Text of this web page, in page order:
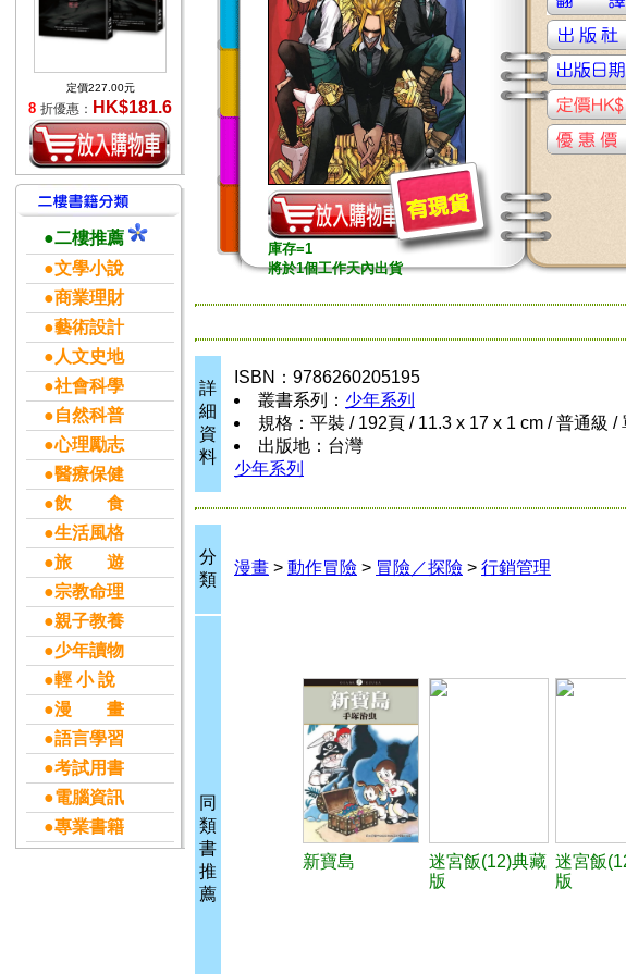
定價227.00元
8 折優惠： HK$181.6
●二樓推薦
●文學小說
●商業理財
●藝術設計
●人文史地
●社會科學
●自然科普
●心理勵志
●醫療保健
●飲 食
●生活風格
●旅 遊
●宗教命理
●親子教養
●少年讀物
●輕 小 說
●漫 畫
●語言學習
●考試用書
●電腦資訊
●專業書籍
庫存=1
將於1個工作天內出貨
詳
細
資
料
ISBN：9786260205195
叢書系列： 少年系列
規格：平裝 / 192頁 / 11.3 x 17 x 1 cm / 普通級 /
出版地：台灣
少年系列
分
類
漫畫 > 動作冒險 > 冒險／探險 > 行銷管理
同
類
書
推
薦
新寶島
迷宮飯(12)典藏
版
迷宮飯
版